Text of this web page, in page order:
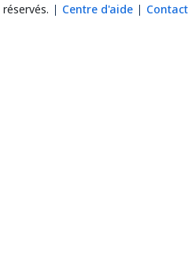
Centre d'aide